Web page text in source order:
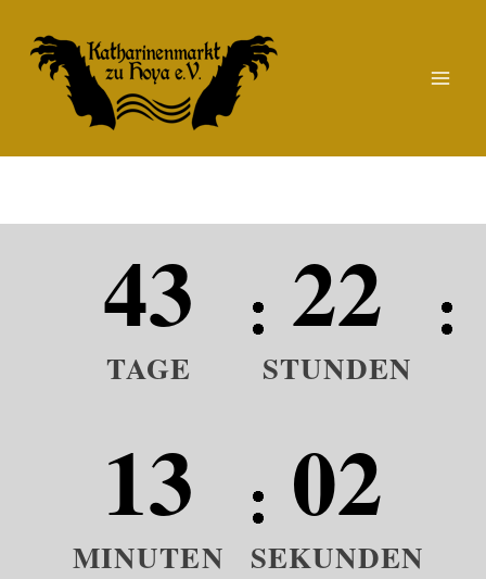
Inhalt
springen
43
TAGE
22
STUNDEN
13
MINUTEN
02
SEKUNDEN